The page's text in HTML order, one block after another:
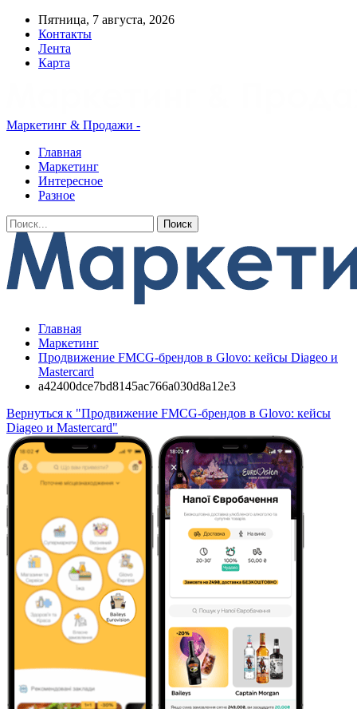
Пятница, 7 августа, 2026
Контакты
Лента
Карта
Маркетинг & Продажи -
Главная
Маркетинг
Интересное
Разное
Главная
Маркетинг
Продвижение FMCG-брендов в Glovo: кейсы Diageo и
Mastercard
a42400dce7bd8145ac766a030d8a12e3
Вернуться к "Продвижение FMCG-брендов в Glovo: кейсы
Diageo и Mastercard"